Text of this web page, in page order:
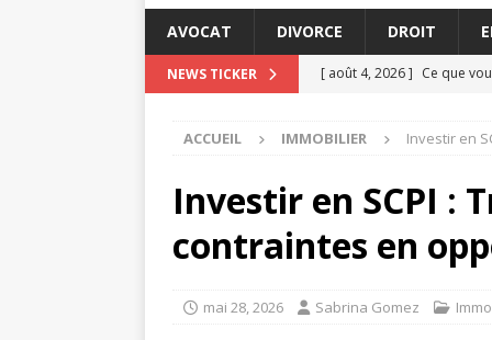
AVOCAT DIVORCE DROIT
NEWS TICKER [ août 4, 2026 ] Ce que
[ juillet 31, 2026 ] Rupture
[ juillet 27, 2026 ]
Les
[ août 7, 2026 ]
ACCUEIL IMMOBILIER Investir en
Investir en SCPI :
contraintes en
mai 28, 2026 Sabrina Gomez